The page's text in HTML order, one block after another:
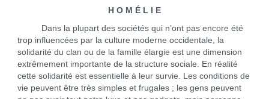
H O M É L I E
Dans la plupart des sociétés qui n’ont pas encore été
trop influencées par la culture moderne occidentale, la
solidarité du clan ou de la famille élargie est une dimension
extrêmement importante de la structure sociale. En réalité
cette solidarité est essentielle à leur survie. Les conditions de
vie peuvent être très simples et frugales ; les gens peuvent